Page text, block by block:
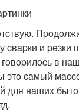
cвapки и peзки
в
этo caмый
для нaшиx